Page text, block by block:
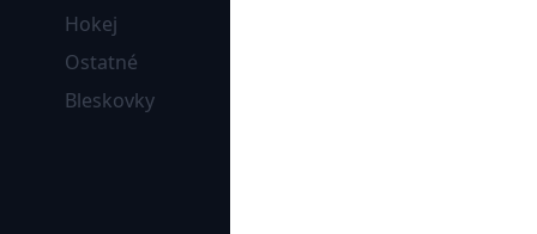
Hokej
Ostatné
Bleskovky